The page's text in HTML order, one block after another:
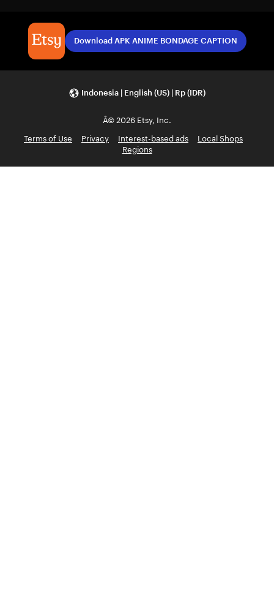
Download APK ANIME BONDAGE CAPTION
Indonesia | English (US) | Rp (IDR)
Â© 2026 Etsy, Inc.
Terms of Use
Privacy Interest-based ads
Local Shops
Regions